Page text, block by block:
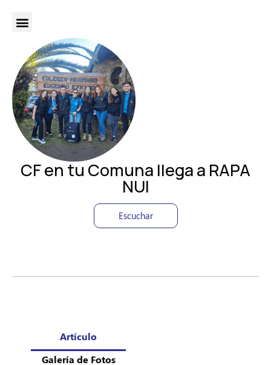
CF en tu Comuna llega a RAPA
NUI
Escuchar
Artículo
Galería de Fotos